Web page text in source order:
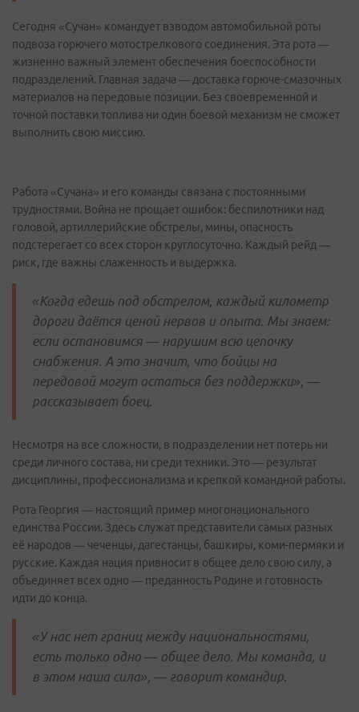
Сегодня «Сучан» командует взводом автомобильной роты
подвоза горючего мотострелкового соединения. Эта рота —
жизненно важный элемент обеспечения боеспособности
подразделений. Главная задача — доставка горюче-смазочных
материалов на передовые позиции. Без своевременной и
точной поставки топлива ни один боевой механизм не сможет
выполнить свою миссию.
Работа «Сучана» и его команды связана с постоянными
трудностями. Война не прощает ошибок: беспилотники над
головой, артиллерийские обстрелы, мины, опасность
подстерегает со всех сторон круглосуточно. Каждый рейд —
риск, где важны слаженность и выдержка.
«Когда едешь под обстрелом, каждый километр
дороги даётся ценой нервов и опыта. Мы знаем:
если остановимся — нарушим всю цепочку
снабжения. А это значит, что бойцы на
передовой могут остаться без поддержки», —
рассказывает боец.
Несмотря на все сложности, в подразделении нет потерь ни
среди личного состава, ни среди техники. Это — результат
дисциплины, профессионализма и крепкой командной работы.
Рота Георгия — настоящий пример многонационального
единства России. Здесь служат представители самых разных
её народов — чеченцы, дагестанцы, башкиры, коми-пермяки и
русские. Каждая нация привносит в общее дело свою силу, а
объединяет всех одно — преданность Родине и готовность
идти до конца.
«У нас нет границ между национальностями,
есть только одно — общее дело. Мы команда, и
в этом наша сила», — говорит командир.